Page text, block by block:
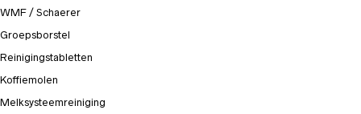
WMF / Schaerer
Groepsborstel
Reinigingstabletten
Koffiemolen
Melksysteemreiniging